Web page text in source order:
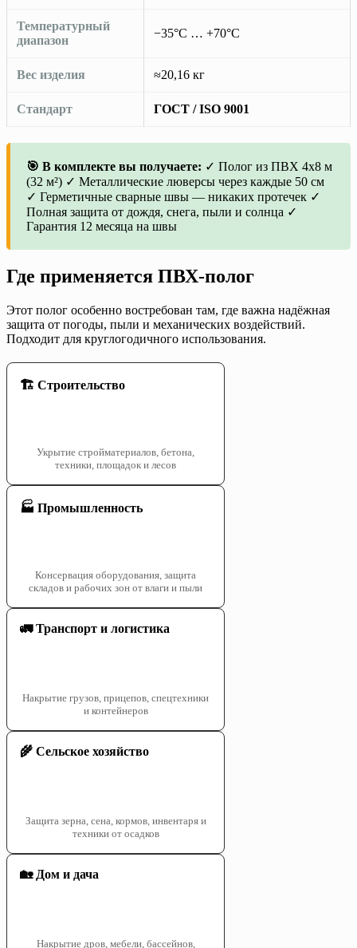
Температурный
диапазон
−35°C … +70°C
Вес изделия ≈20,16 кг
Стандарт ГОСТ / ISO 9001
🎯 В комплекте вы получаете: ✓ Полог из ПВХ 4х8 м
(32 м²) ✓ Металлические люверсы через каждые 50 см
✓ Герметичные сварные швы — никаких протечек ✓
Полная защита от дождя, снега, пыли и солнца ✓
Гарантия 12 месяца на швы
Где применяется ПВХ-полог
Этот полог особенно востребован там, где важна надёжная
защита от погоды, пыли и механических воздействий.
Подходит для круглогодичного использования.
🏗️ Строительство
Укрытие стройматериалов, бетона,
техники, площадок и лесов
🏭 Промышленность
Консервация оборудования, защита
складов и рабочих зон от влаги и пыли
🚛 Транспорт и логистика
Накрытие грузов, прицепов, спецтехники
и контейнеров
🌾 Сельское хозяйство
Защита зерна, сена, кормов, инвентаря и
техники от осадков
🏡 Дом и дача
Накрытие дров, мебели, бассейнов,